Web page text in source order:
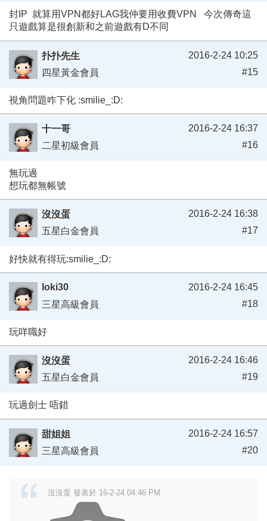
封IP 就算用VPN都好LAG我仲要用收費VPN 今次傳奇這
只遊戲算是很創新和之前遊戲有D不同
扑扑先生
四星黃金會員
2016-2-24 10:25
#15
視角問題咋下化 :smilie_:D:
十一哥
二星初級會員
2016-2-24 16:37
#16
無玩過
想玩都無帳號
沒沒蛋
五星白金會員
2016-2-24 16:38
#17
好快就有得玩:smilie_:D:
loki30
三星高級會員
2016-2-24 16:45
#18
玩咩職好
沒沒蛋
五星白金會員
2016-2-24 16:46
#19
玩過劍士 唔錯
甜姐姐
三星高級會員
2016-2-24 16:57
#20
沒沒蛋 發表於 16-2-24 04:46 PM